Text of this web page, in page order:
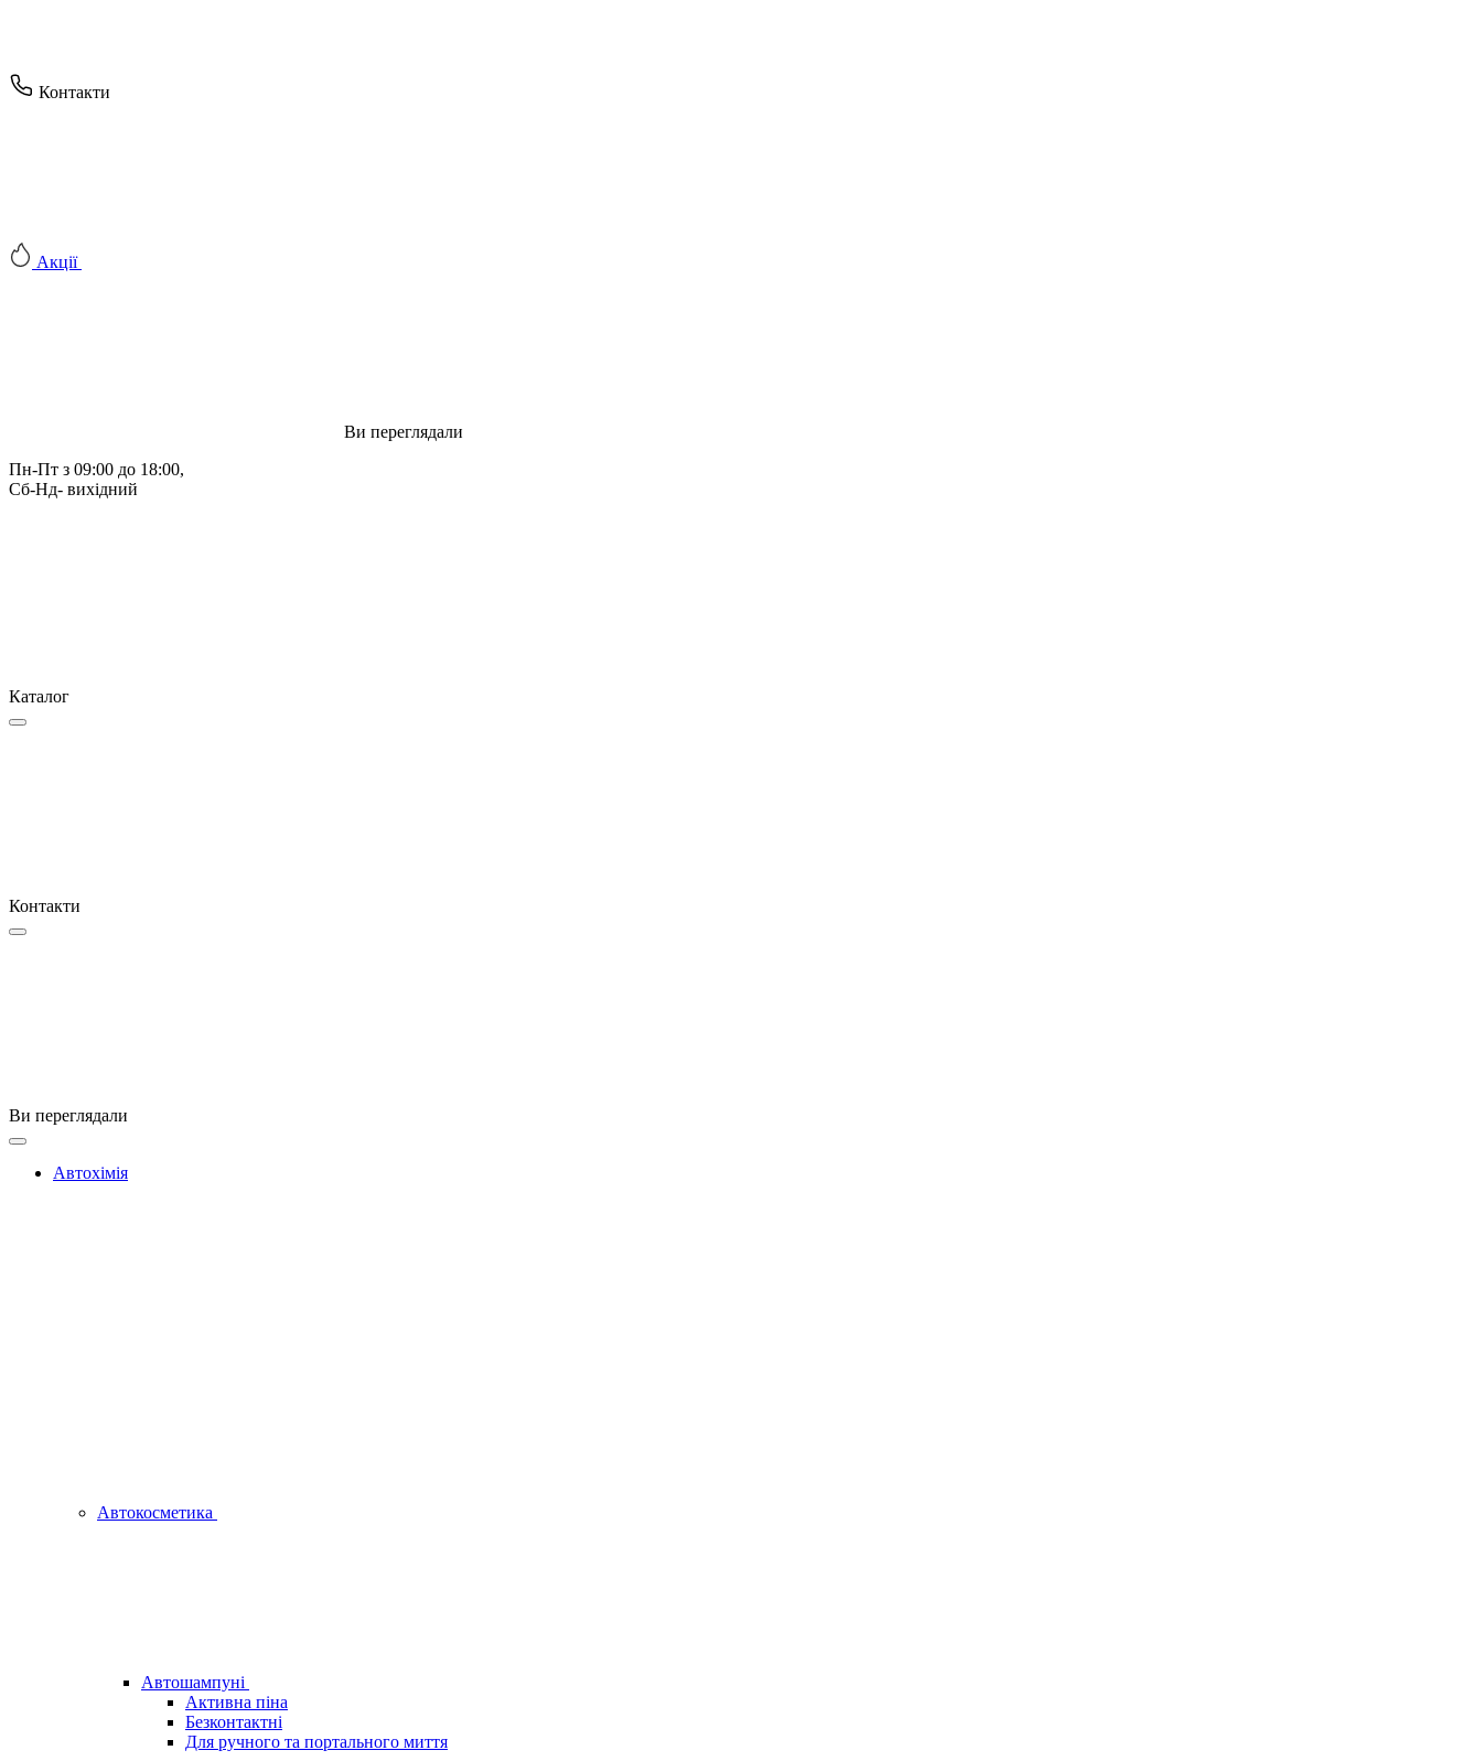
Контакти
Акції
Ви переглядали
Пн-Пт з 09:00 до 18:00,
Сб-Нд- вихідний
Каталог
Контакти
Ви переглядали
Автохімія
Автокосметика
Автошампуні
Активна піна
Безконтактні
Для ручного та портального миття